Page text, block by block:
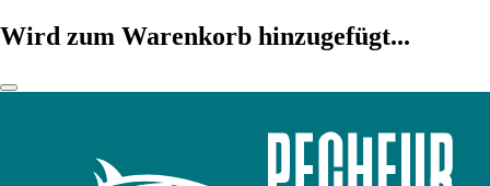
Wird zum Warenkorb hinzugefügt...